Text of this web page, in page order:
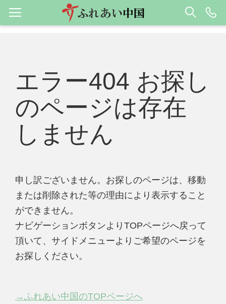
エラー404 お探し
のページは存在
しません
申し訳ございません。お探しのページは、移動
または削除された等の理由により表示すること
ができません。
ナビゲーションボタンよりTOPページへ戻って
頂いて、サイドメニューよりご希望のページを
お探しください。
→ふれあい中国のTOPページへ